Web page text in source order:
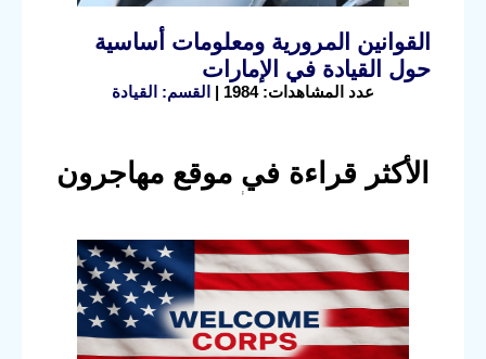
القوانين المرورية ومعلومات أساسية
حول القيادة في الإمارات
عدد المشاهدات: 1984 | القسم: القيادة
الأكثر قراءة في موقع مهاجرون